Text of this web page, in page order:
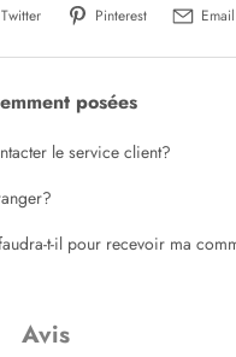
Twitter Pinterest Email
posées
le service client?
t-il pour recevoir ma
Avis